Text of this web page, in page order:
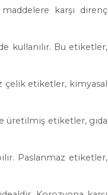
karşı direnç
kullanılır. Bu etiketler,
çelik etiketler, kimyasal
üretilmiş etiketler, gıda
Paslanmaz etiketler,